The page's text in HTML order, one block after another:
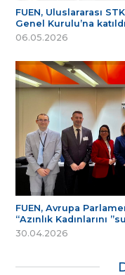
FUEN, Uluslararası
Genel Kurulu’na katıldı
06.05.2026
FUEN, Avrupa
“Azınlık Kadınlarını
30.04.2026